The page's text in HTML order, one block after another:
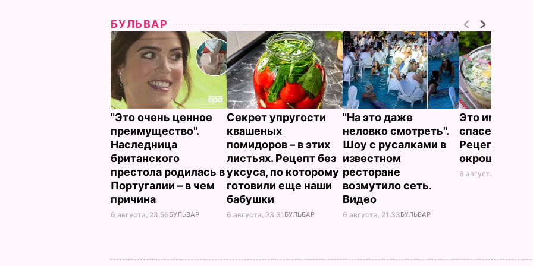
БУЛЬВАР
"Это очень ценное
преимущество".
Наследница
британского
престола родилась в
Португалии – в чем
причина
6 августа, 23.56БУЛЬВАР
Секрет упругости
квашеных
помидоров – в этих
листьях. Рецепт без
уксуса, по которому
готовили еще наши
бабушки
6 августа, 23.31 БУЛЬВАР
"На это даже
неловко смотреть".
Шоу с русалками в
известном
ресторане
возмутило сеть.
Видео
6 августа, 21.33БУЛЬВАР
Это именно
спасет в жару.
Рецепт
окрошки
6 августа, 18.21